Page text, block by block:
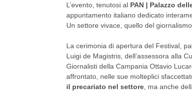
L’evento, tenutosi al PAN | Palazzo
appuntamento italiano dedicato
Un settore vivace, quello del
La cerimonia di apertura del Festival,
Luigi de Magistris, dell’assessora alla
Giornalisti della Campania Ottavio
affrontato, nelle sue molteplici
il precariato nel settore , ma anche